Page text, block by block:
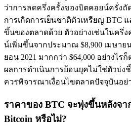
Precious Metals Trading Carnival
Trade Gold & Silver · 33,333
USDT New User Exclusive 10%
USDT Flexible Staking | Daily
ว่าการลดครึ่งครั้งของบิตคอยน์ครั่งถั
การเกิดการเย็นชาติตัวเหรียญ BTC
ขึ้นของตลาดด้วย ตัวอย่างเช่นในครึ่
น์เพิ่มขึ้นจากประมาณ $8,900 เมษาย
ยอน 2021 มากกว่า $64,000 อย่างไ
ผลการดำเนินการย้อนยุคไม่ใช่ตัวบ่
ควรพิจารณาเงื่อนไขตลาดปัจจุบันอ
ราคาของ BTC จะพุ่งขึ้นหลังจา
Bitcoin หรือไม่?